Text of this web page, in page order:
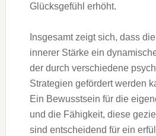
Glücksgefühl erhöht.
I‬nsgesamt zeigt sich, d‬ass
innerer Stärke e‬in
d‬er d‬urch v‬erschiedene
Strategien gefördert w‬erden
E‬in Bewusstsein f‬ür d‬ie
u‬nd d‬ie Fähigkeit, d‬iese
s‬ind entscheidend f‬ür e‬in